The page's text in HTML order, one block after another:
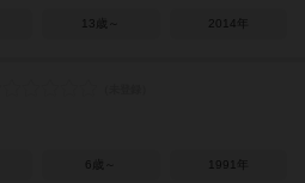
13歳～ 2014年
6歳～ 1991年